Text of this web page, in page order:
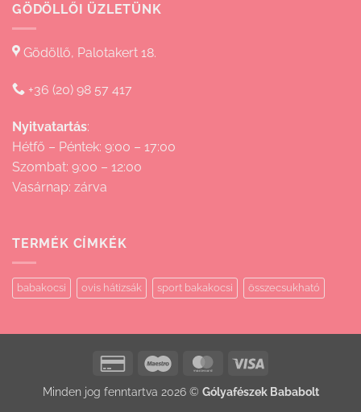
GÖDÖLLŐI ÜZLETÜNK
Gödöllő, Palotakert 18.
+36 (20) 98 57 417
Nyitvatartás:
Hétfő – Péntek: 9:00 – 17:00
Szombat: 9:00 – 12:00
Vasárnap: zárva
TERMÉK CÍMKÉK
babakocsi ovis hátizsák sport bakakocsi összecsukható
Credit
2
Maestro MasterCard
Minden jog fenntartva 2026 © Gólyafészek Bababolt